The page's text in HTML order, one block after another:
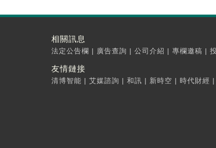
相關訊息
法定公告欄 | 廣告查詢 | 公司介紹 | 專欄邀稿 |
友情鏈接
清博智能 | 艾媒諮詢 | 和訊 | 新時空 | 時代財經 |